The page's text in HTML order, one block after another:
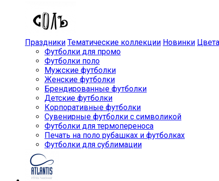
Праздники Тематические коллекции Новинки Цвета
Футболки для промо
Футболки поло
Мужские футболки
Женские футболки
Брендированные футболки
Детские футболки
Корпоративные футболки
Сувенирные футболки с символикой
Футболки для термопереноса
Печать на поло рубашках и футболках
Футболки для сублимации